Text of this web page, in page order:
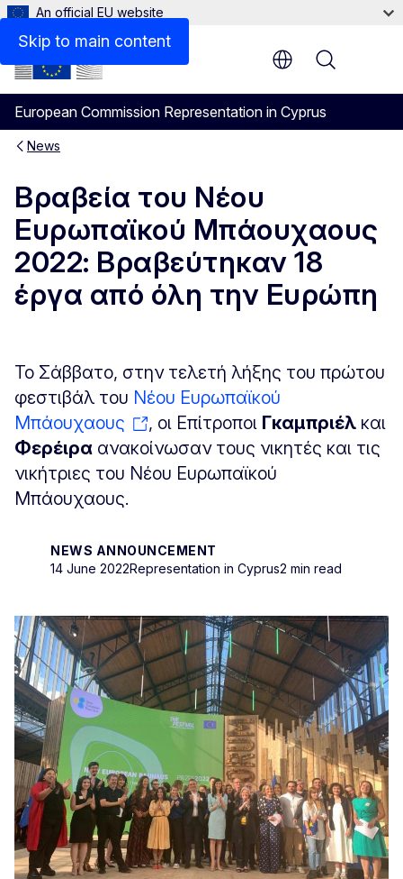
Skip to main content
An official EU website
European Commission Representation in Cyprus
Menu
News
Βραβεία του Νέου
Ευρωπαϊκού Μπάουχαους
2022: Βραβεύτηκαν 18
έργα από όλη την Ευρώπη
Το Σάββατο, στην τελετή λήξης του πρώτου
φεστιβάλ του Νέου Ευρωπαϊκού
Μπάουχαους
, οι Επίτροποι Γκαμπριέλ και
Φερέιρα ανακοίνωσαν τους νικητές και τις
νικήτριες του Νέου Ευρωπαϊκού
Μπάουχαους.
NEWS ANNOUNCEMENT
14 June 2022Representation in Cyprus2 min read